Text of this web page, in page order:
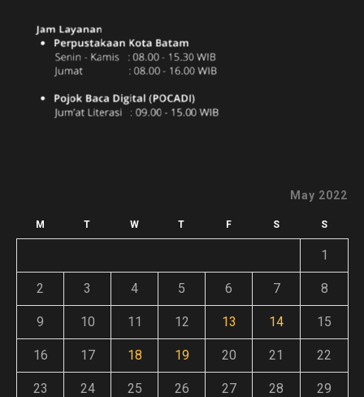
May 2022
M T W T F S S
1
2 3 4 5 6 7 8
9 10 11 12 13 14 15
16 17 18 19 20 21 22
23 24 25 26 27 28 29